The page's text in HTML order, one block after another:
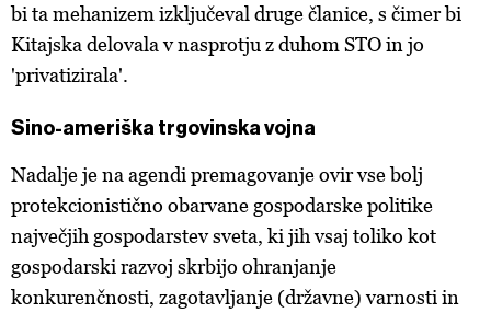
bi ta mehanizem izključeval druge članice, s čimer bi
Kitajska delovala v nasprotju z duhom STO in jo
'privatizirala'.
Sino-ameriška trgovinska vojna
Nadalje je na agendi premagovanje ovir vse bolj
protekcionistično obarvane gospodarske politike
največjih gospodarstev sveta, ki jih vsaj toliko kot
gospodarski razvoj skrbijo ohranjanje
konkurenčnosti, zagotavljanje (državne) varnosti in